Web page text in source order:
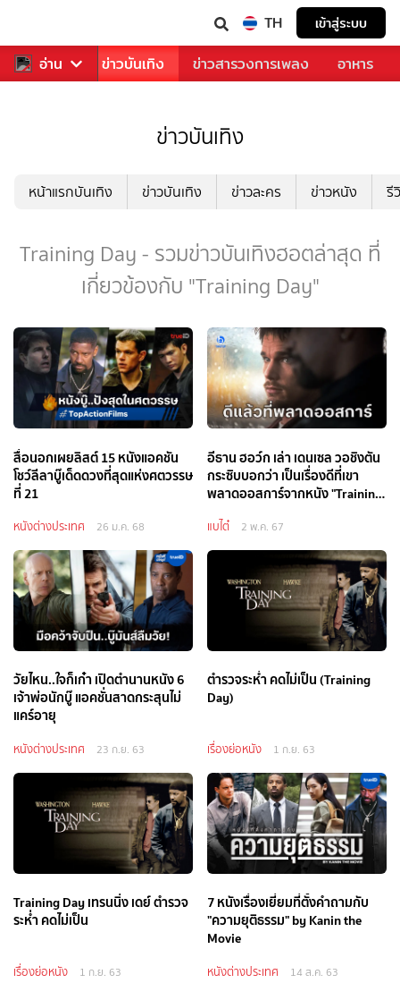
TH เข้าสู่ระบบ
อ่าน
ฬา ข่าว ข่าวบันเทิง ข่าวสารวงการเพลง อาหาร
ข่าวบันเทิง
หน้าแรกบันเทิง ข่าวบันเทิง ข่าวละคร ข่าวหนัง รี
Training Day - รวมข่าวบันเทิงฮอตล่าสุด ที่
เกี่ยวข้องกับ "Training Day"
สื่อนอกเผยลิสต์ 15 หนังแอคชัน
โชว์ลีลาบู๊เด็ดดวงที่สุดแห่งศตวรรษ
ที่ 21
หนังต่างประเทศ 26 ม.ค. 68
อีธาน ฮอว์ก เล่า เดนเซล วอชิงตัน
กระซิบบอกว่า เป็นเรื่องดีที่เขา
พลาดออสการ์จากหนัง "Training
แบไต๋ 2 พ.ค. 67
วัยไหน..ใจก็เก๋า เปิดตำนานหนัง 6
เจ้าพ่อนักบู๊ แอคชั่นสาดกระสุนไม่
แคร์อายุ
หนังต่างประเทศ 23 ก.ย. 63
ตำรวจระห่ำ คดไม่เป็น (Training
Day)
เรื่องย่อหนัง 1 ก.ย. 63
Training Day เทรนนิ่ง เดย์ ตำรวจ
ระห่ำ คดไม่เป็น
เรื่องย่อหนัง 1 ก.ย. 63
7 หนังเรื่องเยี่ยมที่ตั้งคำถามกับ
"ความยุติธรรม" by Kanin the
Movie
หนังต่างประเทศ 14 ส.ค. 63